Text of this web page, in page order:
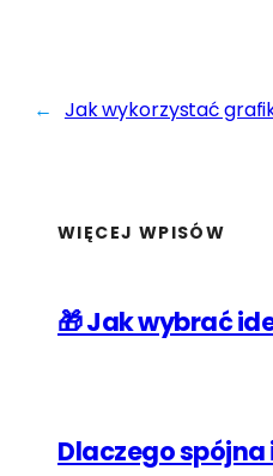
← Jak wykorzystać
WIĘCEJ WPISÓW
🎁 Jak wybrać
Dlaczego